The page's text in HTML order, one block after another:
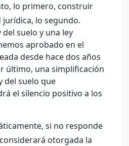
lo primero, construir
jurídica, lo segundo.
suelo y una ley
aprobado en el
desde hace dos años
último, una simplificación
del suelo que
el silencio positivo a los
si no responde
otorgada la